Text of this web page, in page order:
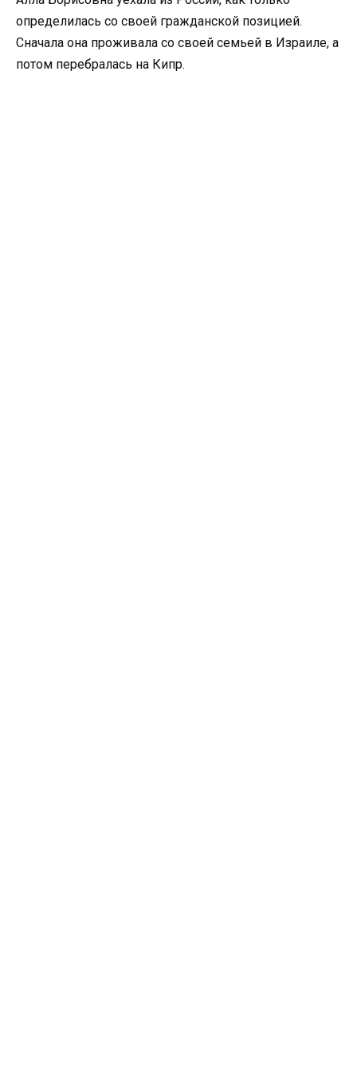
определилась со своей гражданской позицией.
Сначала она проживала со своей семьей в Израиле, а
потом перебралась на Кипр.